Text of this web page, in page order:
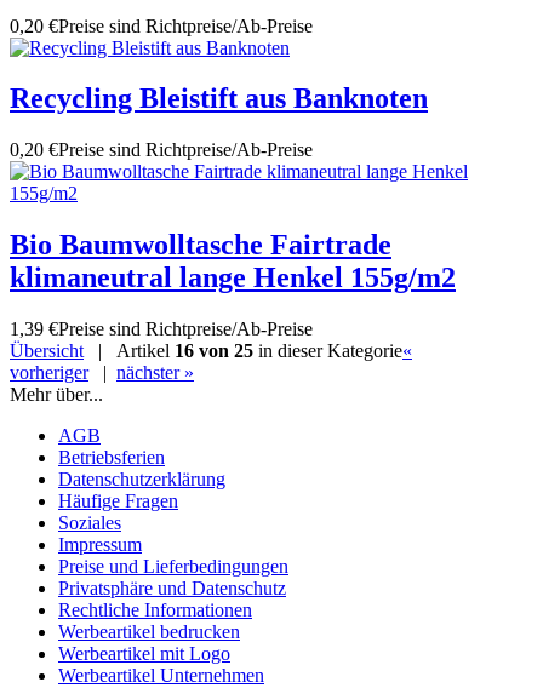
0,20 €Preise sind Richtpreise/Ab-Preise
Recycling Bleistift aus Banknoten
0,20 €Preise sind Richtpreise/Ab-Preise
Bio Baumwolltasche Fairtrade
klimaneutral lange Henkel 155g/m2
1,39 €Preise sind Richtpreise/Ab-Preise
Übersicht | Artikel 16 von 25 in dieser Kategorie«
vorheriger| nächster »
Mehr über...
AGB
Betriebsferien
Datenschutzerklärung
Häufige Fragen
Soziales
Impressum
Preise und Lieferbedingungen
Privatsphäre und Datenschutz
Rechtliche Informationen
Werbeartikel bedrucken
Werbeartikel mit Logo
Werbeartikel Unternehmen